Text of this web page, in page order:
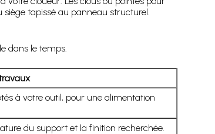
tapissé au panneau structurel.
dans le temps.
à votre outil, pour une alimentation
du support et la finition recherchée.